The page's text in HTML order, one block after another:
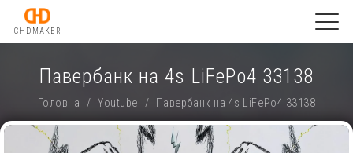
CHDMAKER
Павербанк на 4s LiFePo4 33138
Головна / Youtube / Павербанк на 4s LiFePo4 33138